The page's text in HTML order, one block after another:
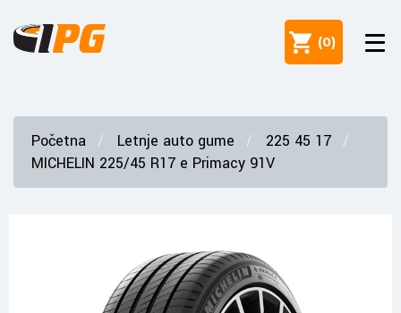
(0)
Početna Letnje auto gume
225 45 17
MICHELIN 225/45 R17 e Primacy 91V